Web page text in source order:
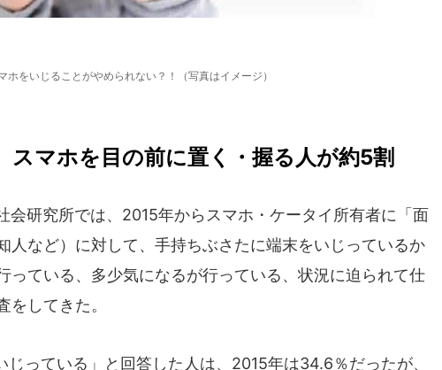
ホをいじることがやめられない？！（写真はイメージ）
スマホを目の前に置く・握る人が約5割
研究所では、2015年からスマホ・ケータイ所有者に「面
人など）に対して、手持ちぶさたに端末をいじっているか
っている、多少気になるが行っている、状況に迫られて仕
をしてきた。
っている」と回答した人は、2015年は34.6％だったが、